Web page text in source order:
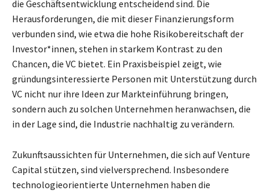
die Geschäftsentwicklung entscheidend sind. Die
Herausforderungen, die mit dieser Finanzierungsform
verbunden sind, wie etwa die hohe Risikobereitschaft der
Investor*innen, stehen in starkem Kontrast zu den
Chancen, die VC bietet. Ein Praxisbeispiel zeigt, wie
gründungsinteressierte Personen mit Unterstützung durch
VC nicht nur ihre Ideen zur Markteinführung bringen,
sondern auch zu solchen Unternehmen heranwachsen, die
in der Lage sind, die Industrie nachhaltig zu verändern.
Zukunftsaussichten für Unternehmen, die sich auf Venture
Capital stützen, sind vielversprechend. Insbesondere
technologieorientierte Unternehmen haben die